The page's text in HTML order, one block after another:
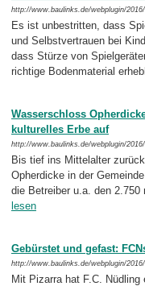
http://www.baulinks.de/webplugin/
Es ist unbestritten, dass
und Selbstvertrauen bei
dass Stürze von
richtige Bodenmaterial
Wasserschloss
kulturelles Erbe auf
http://www.baulinks.de/webplugin/
Bis tief ins Mittelalter
Opherdicke in der
die Betreiber u.a. den
lesen
Gebürstet und gefast:
http://www.baulinks.de/webplugin/
Mit Pizarra hat F.C.